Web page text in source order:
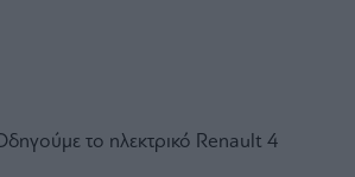
το ηλεκτρικό Renault 4